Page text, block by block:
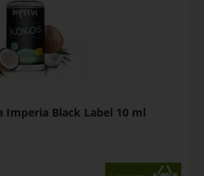
Imperia Black Label 10 ml